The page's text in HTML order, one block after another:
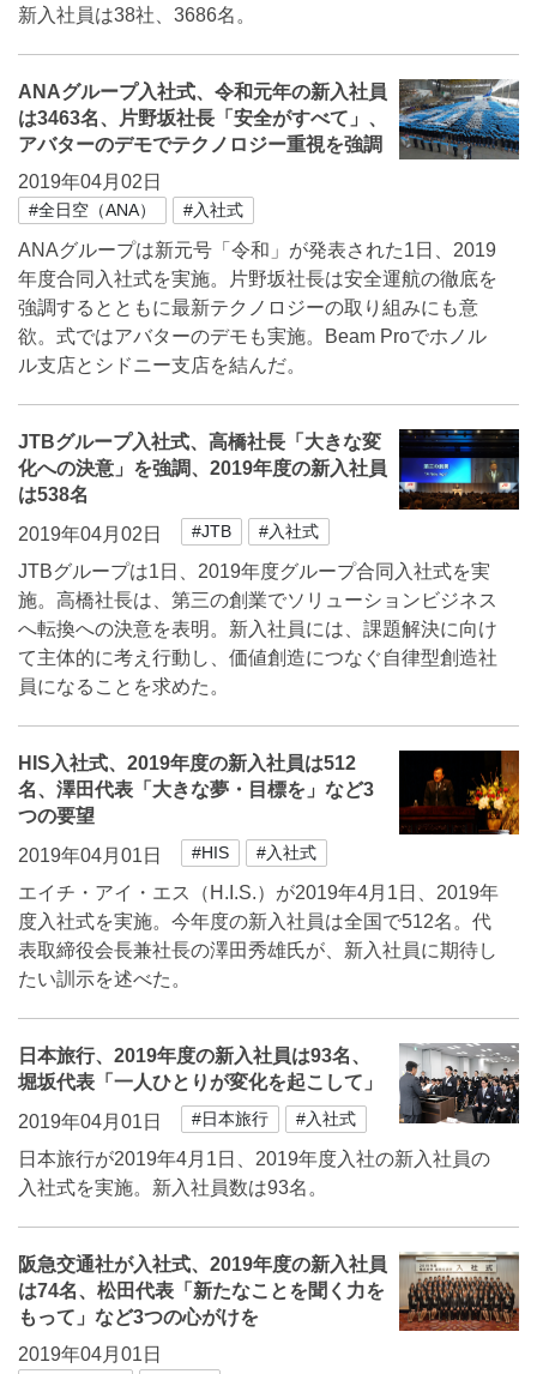
新入社員は38社、3686名。
ANAグループ入社式、令和元年の新入社員
は3463名、片野坂社長「安全がすべて」、
アバターのデモでテクノロジー重視を強調
2019年04月02日
#全日空（ANA） #入社式
ANAグループは新元号「令和」が発表された1日、2019
年度合同入社式を実施。片野坂社長は安全運航の徹底を
強調するとともに最新テクノロジーの取り組みにも意
欲。式ではアバターのデモも実施。Beam Proでホノル
ル支店とシドニー支店を結んだ。
JTBグループ入社式、高橋社長「大きな変
化への決意」を強調、2019年度の新入社員
は538名
2019年04月02日
#JTB #入社式
JTBグループは1日、2019年度グループ合同入社式を実
施。高橋社長は、第三の創業でソリューションビジネス
へ転換への決意を表明。新入社員には、課題解決に向け
て主体的に考え行動し、価値創造につなぐ自律型創造社
員になることを求めた。
HIS入社式、2019年度の新入社員は512
名、澤田代表「大きな夢・目標を」など3
つの要望
2019年04月01日
#HIS #入社式
エイチ・アイ・エス（H.I.S.）が2019年4月1日、2019年
度入社式を実施。今年度の新入社員は全国で512名。代
表取締役会長兼社長の澤田秀雄氏が、新入社員に期待し
たい訓示を述べた。
日本旅行、2019年度の新入社員は93名、
堀坂代表「一人ひとりが変化を起こして」
2019年04月01日
#日本旅行 #入社式
日本旅行が2019年4月1日、2019年度入社の新入社員の
入社式を実施。新入社員数は93名。
阪急交通社が入社式、2019年度の新入社員
は74名、松田代表「新たなことを聞く力を
もって」など3つの心がけを
2019年04月01日